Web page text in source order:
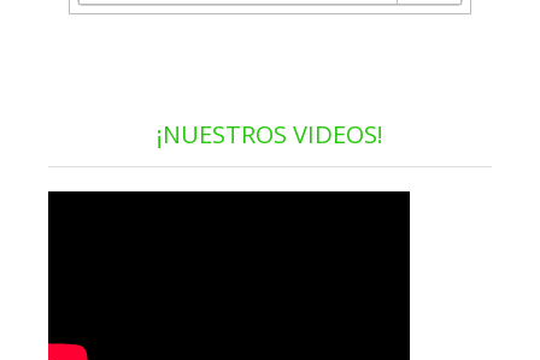
¡NUESTROS VIDEOS!